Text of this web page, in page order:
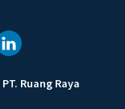
PT. Ruang Raya